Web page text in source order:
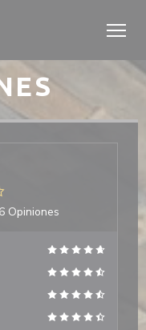
Opiniones